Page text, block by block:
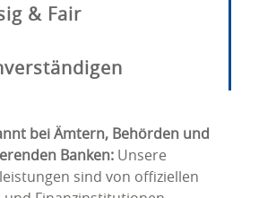
& Fair
bei Ämtern, Behörden und
Banken: Unsere
sind von offiziellen